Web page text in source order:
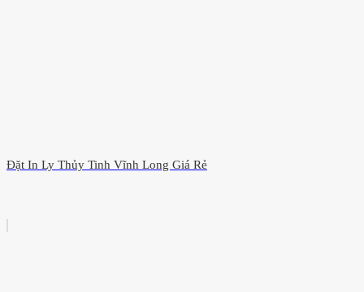
Đặt In Ly Thủy Tinh Vĩnh Long Giá Rẻ